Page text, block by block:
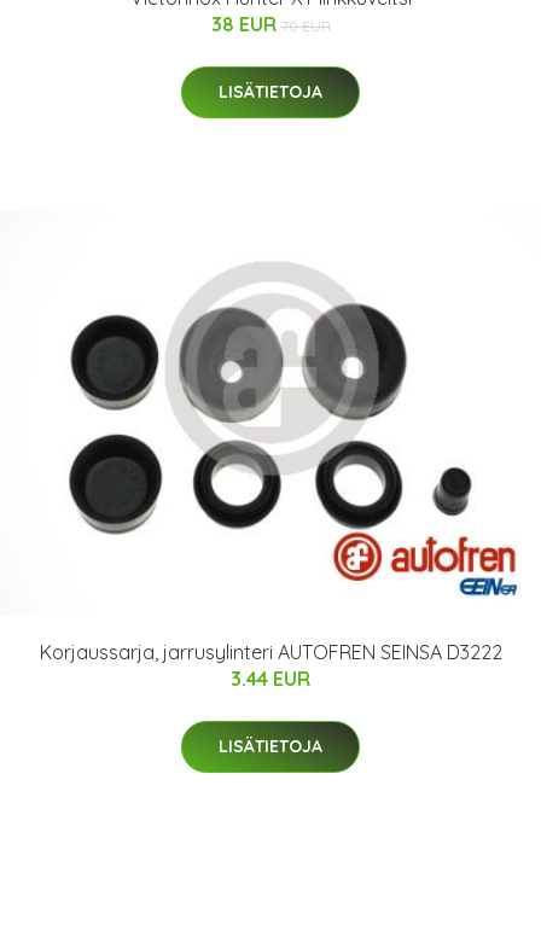
38 EUR 70 EUR
LISÄTIETOJA
Korjaussarja, jarrusylinteri AUTOFREN SEINSA D3222
3.44 EUR
LISÄTIETOJA